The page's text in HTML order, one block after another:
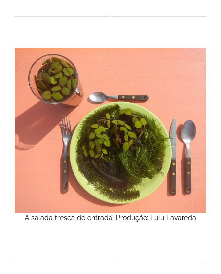
A salada fresca de entrada. Produção: Lulu Lavareda